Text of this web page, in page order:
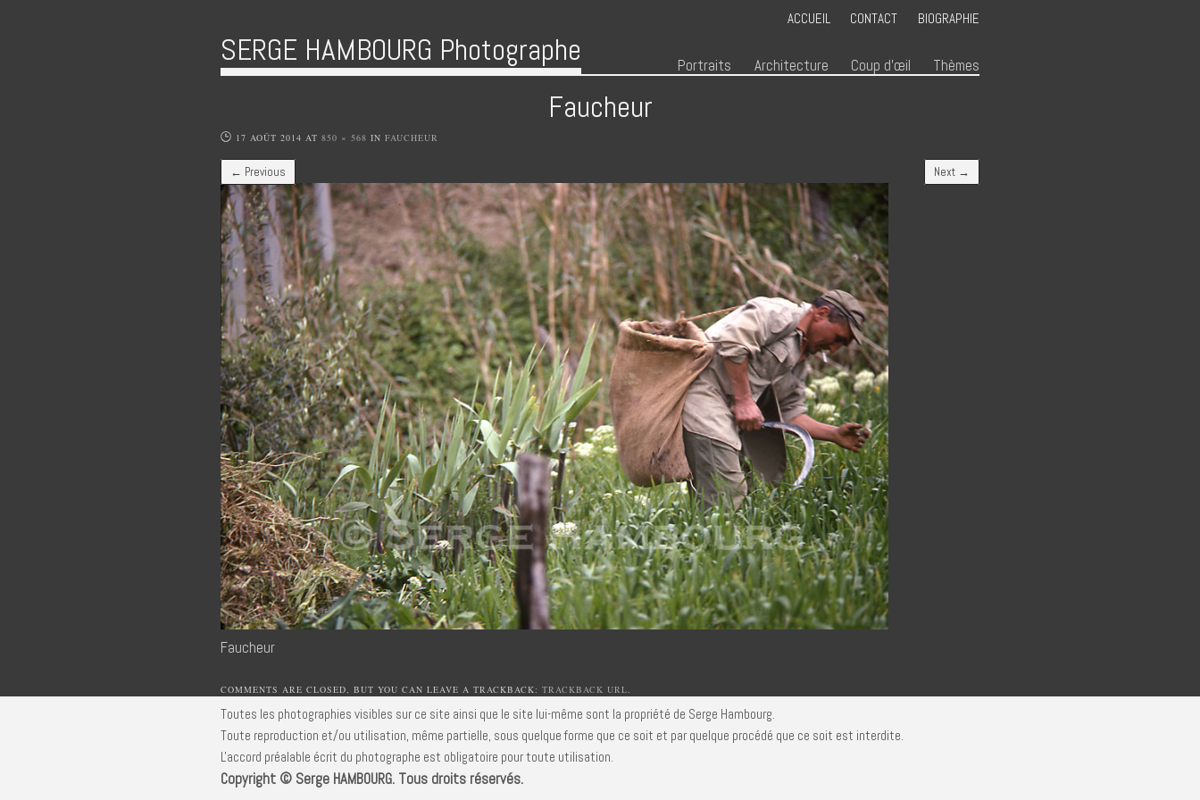
ACCUEIL CONTACT BIOGRAPHIE
SERGE HAMBOURG Photographe Menu
Skip to content
Portraits Architecture Coup d’œil Thèmes
Faucheur
17 AOÛT 2014 AT 850 × 568 IN FAUCHEUR
← Previous Next →
Faucheur
COMMENTS ARE CLOSED, BUT YOU CAN LEAVE A TRACKBACK: TRACKBACK URL.
Toutes les photographies visibles sur ce site ainsi que le site lui-même sont la propriété de Serge Hambourg.
Toute reproduction et/ou utilisation, même partielle, sous quelque forme que ce soit et par quelque procédé que ce soit est interdite.
L'accord préalable écrit du photographe est obligatoire pour toute utilisation.
Copyright © Serge HAMBOURG. Tous droits réservés.